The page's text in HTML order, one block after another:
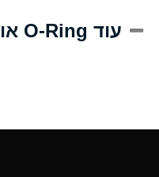
(Aqueous) עוד O-Ring אורינגים מאותו החומר